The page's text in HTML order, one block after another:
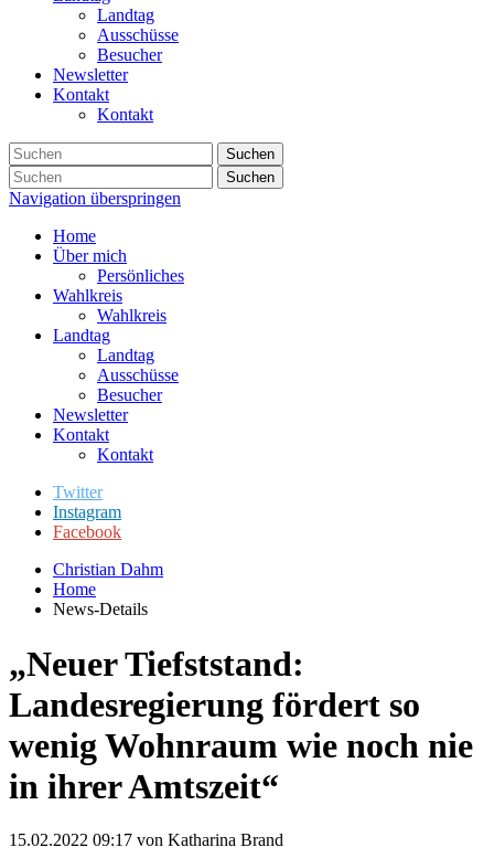
Landtag
Ausschüsse
Besucher
Newsletter
Kontakt
Kontakt
Suchen
Suchen
Navigation überspringen
Home
Über mich
Persönliches
Wahlkreis
Wahlkreis
Landtag
Landtag
Ausschüsse
Besucher
Newsletter
Kontakt
Kontakt
Twitter
Instagram
Facebook
Christian Dahm
Home
News-Details
„Neuer Tiefststand:
Landesregierung fördert so
wenig Wohnraum wie noch nie
in ihrer Amtszeit“
15.02.2022 09:17 von Katharina Brand